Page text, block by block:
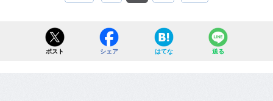
ポスト シェア はてな 送る